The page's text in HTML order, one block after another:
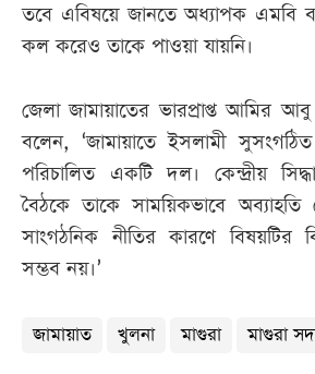
তবে এবিষয়ে জানতে অধ্যাপক এমবি
কল করেও তাকে পাওয়া যায়নি।
জেলা জামায়াতের ভারপ্রাপ্ত আমির
বলেন, ‘জামায়াতে ইসলামী সুসংগঠিত
পরিচালিত একটি দল। কেন্দ্রীয়
বৈঠকে তাকে সাময়িকভাবে অব্যাহতি
সাংগঠনিক নীতির কারণে বিষয়টির
সম্ভব নয়।’
জামায়াত খুলনা মাগুরা মাগুরা